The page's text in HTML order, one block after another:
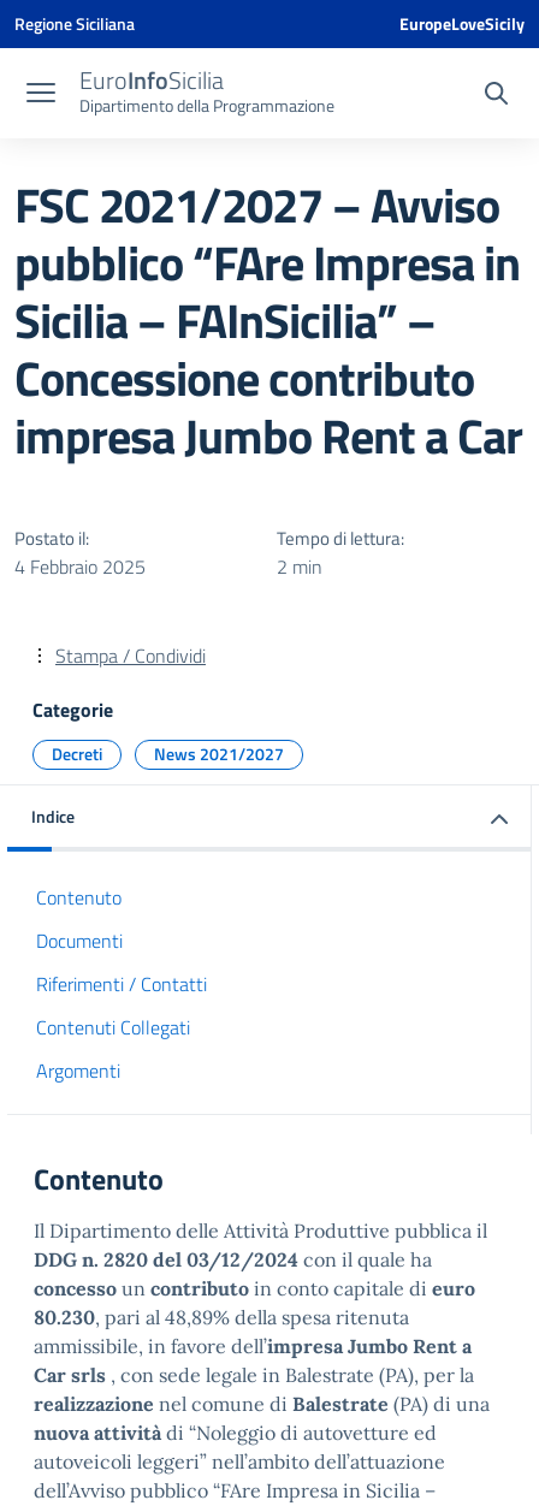
Vai ai contenuti
Vai al menu di navigazione
Vai al footer
Vai al banner delle Cookie Policy
Regione Siciliana EuropeLoveSicily
EuroInfoSicilia
Dipartimento della Programmazione
FSC 2021/2027 – Avviso
pubblico “FAre Impresa in
Sicilia – FAInSicilia” –
Concessione contributo
impresa Jumbo Rent a Car
Postato il:
4 Febbraio 2025
Tempo di lettura:
2 min
Stampa / Condividi
Categorie
Decreti News 2021/2027
Indice
Contenuto
Documenti
Riferimenti / Contatti
Contenuti Collegati
Argomenti
Contenuto
Il Dipartimento delle Attività Produttive pubblica il
DDG n. 2820 del 03/12/2024 con il quale ha
concesso un contributo in conto capitale di euro
80.230, pari al 48,89% della spesa ritenuta
ammissibile, in favore dell’impresa Jumbo Rent a
Car srls , con sede legale in Balestrate (PA), per la
realizzazione nel comune di Balestrate (PA) di una
nuova attivitàdi “Noleggio di autovetture ed
autoveicoli leggeri” nell’ambito dell’attuazione
dell’Avviso pubblico “FAre Impresa in Sicilia –